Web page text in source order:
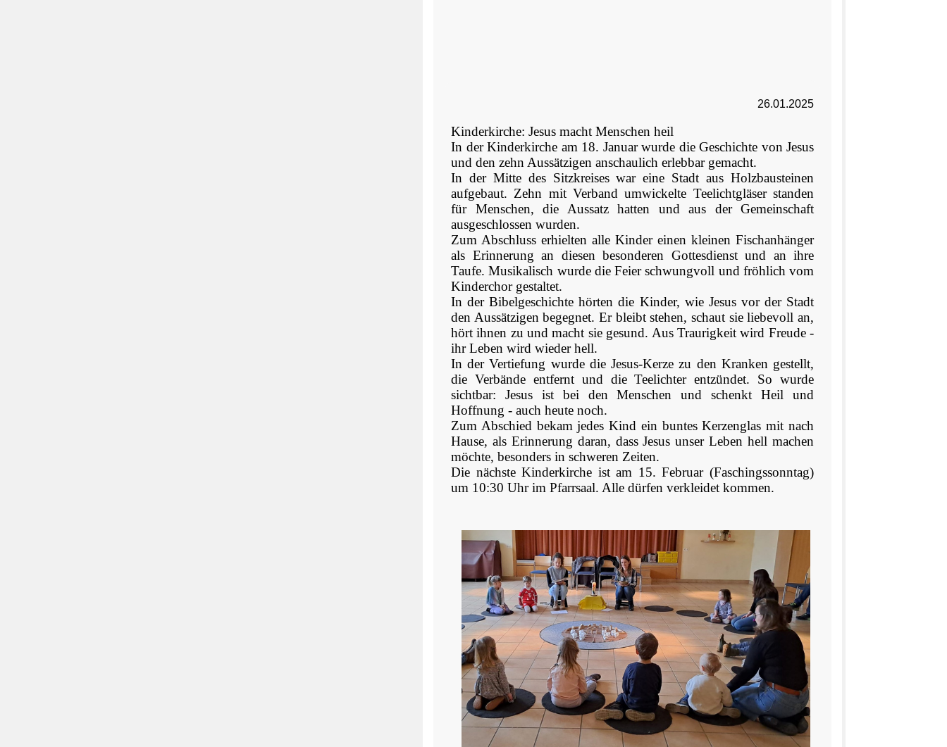
26.01.2025
Kinderkirche: Jesus macht Menschen heil
In der Kinderkirche am 18. Januar wurde die Geschichte von Jesus
und den zehn Aussätzigen anschaulich erlebbar gemacht.
In der Mitte des Sitzkreises war eine Stadt aus Holzbausteinen
aufgebaut. Zehn mit Verband umwickelte Teelichtgläser standen
für Menschen, die Aussatz hatten und aus der Gemeinschaft
ausgeschlossen wurden.
Zum Abschluss erhielten alle Kinder einen kleinen Fischanhänger
als Erinnerung an diesen besonderen Gottesdienst und an ihre
Taufe. Musikalisch wurde die Feier schwungvoll und fröhlich vom
Kinderchor gestaltet.
In der Bibelgeschichte hörten die Kinder, wie Jesus vor der Stadt
den Aussätzigen begegnet. Er bleibt stehen, schaut sie liebevoll an,
hört ihnen zu und macht sie gesund. Aus Traurigkeit wird Freude -
ihr Leben wird wieder hell.
In der Vertiefung wurde die Jesus-Kerze zu den Kranken gestellt,
die Verbände entfernt und die Teelichter entzündet. So wurde
sichtbar: Jesus ist bei den Menschen und schenkt Heil und
Hoffnung - auch heute noch.
Zum Abschied bekam jedes Kind ein buntes Kerzenglas mit nach
Hause, als Erinnerung daran, dass Jesus unser Leben hell machen
möchte, besonders in schweren Zeiten.
Die nächste Kinderkirche ist am 15. Februar (Faschingssonntag)
um 10:30 Uhr im Pfarrsaal. Alle dürfen verkleidet kommen.